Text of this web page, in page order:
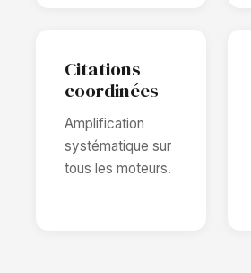
Citations
coordinées
Amplification
systématique sur
tous les moteurs.